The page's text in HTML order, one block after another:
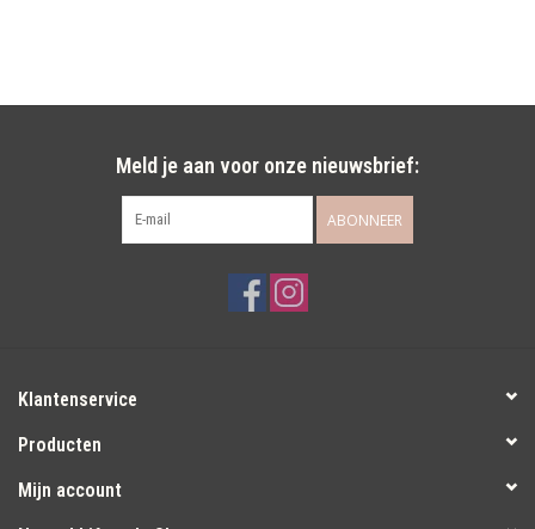
Meld je aan voor onze nieuwsbrief:
ABONNEER
Klantenservice
Producten
Mijn account